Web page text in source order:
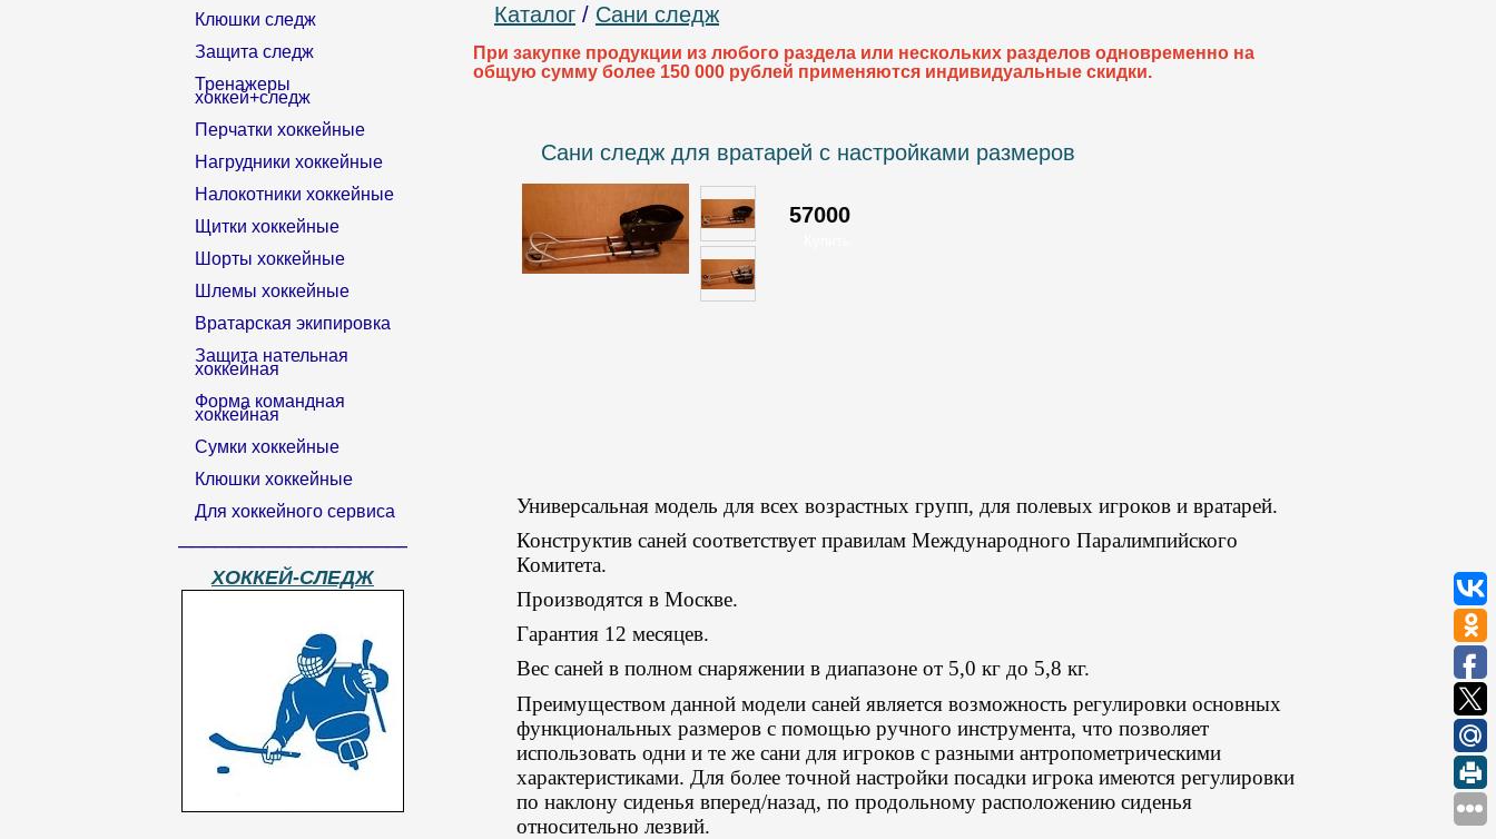
Клюшки следж
Защита следж
Тренажеры
хоккей+следж
Перчатки хоккейные
Нагрудники хоккейные
Налокотники хоккейные
Щитки хоккейные
Шорты хоккейные
Шлемы хоккейные
Вратарская экипировка
Защита нательная
хоккейная
Форма командная
хоккейная
Сумки хоккейные
Клюшки хоккейные
Для хоккейного сервиса
______________________________
ХОККЕЙ-СЛЕДЖ
Каталог / Сани следж
При закупке продукции из любого раздела или нескольких разделов одновременно на
общую сумму более 150 000 рублей применяются индивидуальные скидки.
Сани следж для вратарей с настройками размеров
57000
Универсальная модель для всех возрастных групп, для полевых игроков и вратарей.
Конструктив саней соответствует правилам Международного Паралимпийского
Комитета.
Производятся в Москве.
Гарантия 12 месяцев.
Вес саней в полном снаряжении в диапазоне от 5,0 кг до 5,8 кг.
Преимуществом данной модели саней является возможность регулировки основных
функциональных размеров с помощью ручного инструмента, что позволяет
использовать одни и те же сани для игроков с разными антропометрическими
характеристиками. Для более точной настройки посадки игрока имеются регулировки
по наклону сиденья вперед/назад, по продольному расположению сиденья
относительно лезвий.